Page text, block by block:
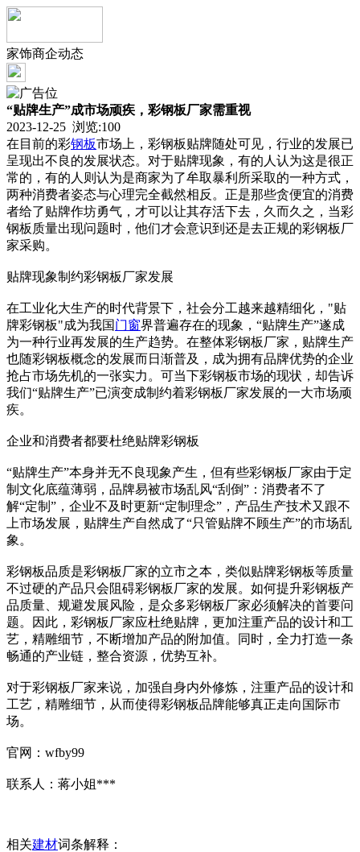
家饰商企动态
“贴牌生产”成市场顽疾，彩钢板厂家需重视
2023-12-25 浏览:100
在目前的彩钢板市场上，彩钢板贴牌随处可见，行业的发展已
呈现出不良的发展状态。对于贴牌现象，有的人认为这是很正
常的，有的人则认为是商家为了牟取暴利所采取的一种方式，
两种消费者姿态与心理完全截然相反。正是那些贪便宜的消费
者给了贴牌作坊勇气，才可以让其存活下去，久而久之，当彩
钢板质量出现问题时，他们才会意识到还是去正规的彩钢板厂
家采购。
贴牌现象制约彩钢板厂家发展
在工业化大生产的时代背景下，社会分工越来越精细化，"贴
牌彩钢板"成为我国门窗界普遍存在的现象，“贴牌生产”遂成
为一种行业再发展的生产趋势。在整体彩钢板厂家，贴牌生产
也随彩钢板概念的发展而日渐普及，成为拥有品牌优势的企业
抢占市场先机的一张实力。可当下彩钢板市场的现状，却告诉
我们“贴牌生产”已演变成制约着彩钢板厂家发展的一大市场顽
疾。
企业和消费者都要杜绝贴牌彩钢板
“贴牌生产”本身并无不良现象产生，但有些彩钢板厂家由于定
制文化底蕴薄弱，品牌易被市场乱风“刮倒”：消费者不了
解“定制”，企业不及时更新“定制理念”，产品生产技术又跟不
上市场发展，贴牌生产自然成了“只管贴牌不顾生产”的市场乱
象。
彩钢板品质是彩钢板厂家的立市之本，类似贴牌彩钢板等质量
不过硬的产品只会阻碍彩钢板厂家的发展。如何提升彩钢板产
品质量、规避发展风险，是众多彩钢板厂家必须解决的首要问
题。因此，彩钢板厂家应杜绝贴牌，更加注重产品的设计和工
艺，精雕细节，不断增加产品的附加值。同时，全力打造一条
畅通的产业链，整合资源，优势互补。
对于彩钢板厂家来说，加强自身内外修炼，注重产品的设计和
工艺，精雕细节，从而使得彩钢板品牌能够真正走向国际市
场。
官网：wfby99
联系人：蒋小姐***
相关建材词条解释：